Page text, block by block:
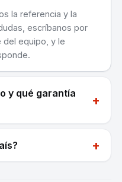
la referencia y la
escríbanos por
del equipo, y le
y qué garantía
+
+